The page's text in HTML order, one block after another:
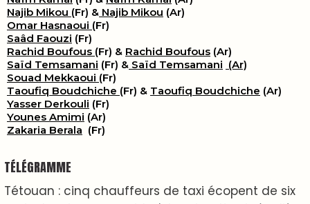
Najib Mikou (Fr) & Najib Mikou (Ar)
Omar Hasnaoui (Fr)
Saâd Faouzi (Fr)
Rachid Boufous (Fr) & Rachid Boufous (Ar)
Saïd Temsamani (Fr) & Saïd Temsamani (Ar)
Souad Mekkaoui (Fr)
Taoufiq Boudchiche (Fr) & Taoufiq Boudchiche (Ar)
Yasser Derkouli (Fr)
Younes Amimi (Ar)
Zakaria Berala (Fr)
TÉLÉGRAMME
Tétouan : cinq chauffeurs de taxi écopent de six